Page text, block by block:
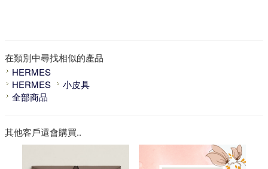
在類別中尋找相似的產品
HERMES
HERMES
小皮具
全部商品
其他客戶還會購買..